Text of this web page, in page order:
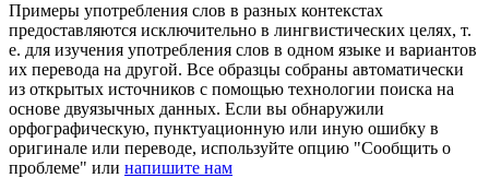
Примеры употребления слов в разных контекстах
предоставляются исключительно в лингвистических целях, т.
е. для изучения употребления слов в одном языке и вариантов
их перевода на другой. Все образцы собраны автоматически
из открытых источников с помощью технологии поиска на
основе двуязычных данных. Если вы обнаружили
орфографическую, пунктуационную или иную ошибку в
оригинале или переводе, используйте опцию "Сообщить о
проблеме" или напишите нам